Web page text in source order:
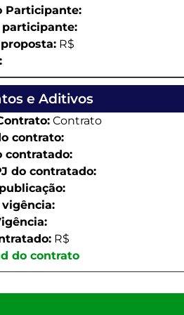
Participante:
participante:
R$
e Aditivos
Contrato
contrato:
contratado:
do contratado:
R$
do contrato